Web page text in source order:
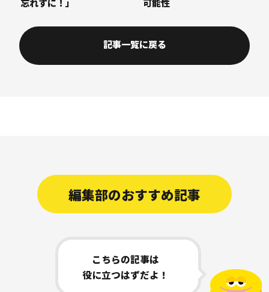
忘れずに！」
可能性
記事一覧に戻る
こちらの記事は
役に立つはずだよ！
編集部のおすすめ記事